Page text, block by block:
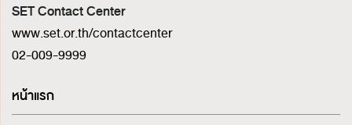
SET Contact Center
www.set.or.th/contactcenter
02-009-9999
หน้าแรก